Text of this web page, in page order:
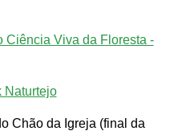
Ciência Viva da Floresta -
Naturtejo
Chão da Igreja (final da